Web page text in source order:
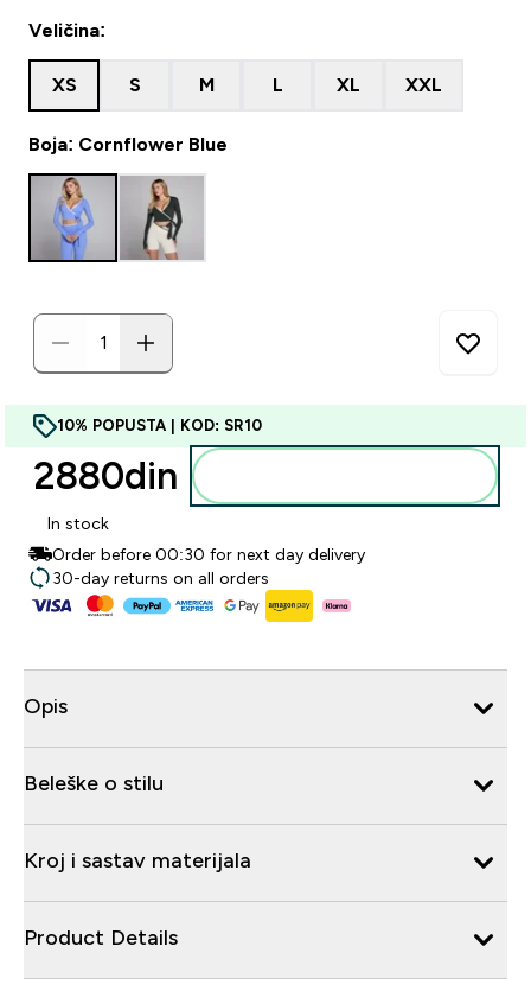
Veličina:
XS S M L XL XXL
Boja: Cornflower Blue
10% POPUSTA | KOD: SR10
2880din‎
In stock
Order before 00:30 for next day delivery
30-day returns on all orders
Opis
Beleške o stilu
Kroj i sastav materijala
Product Details